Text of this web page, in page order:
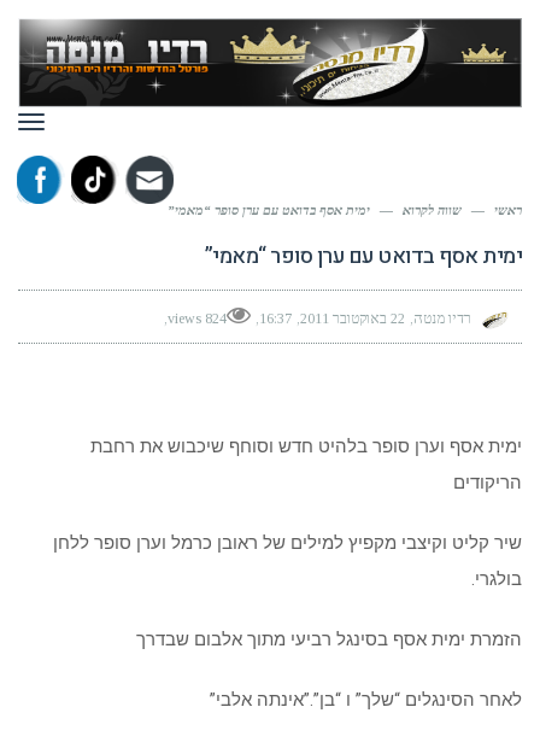
ראשי — שווה לקרוא — ימית אסף בדואט עם ערן סופר “מאמי”
ימית אסף בדואט עם ערן סופר “מאמי”
רדיו מנטה 22 באוקטובר 2011 16:37
824 views
ימית אסף וערן סופר בלהיט חדש וסוחף שיכבוש את רחבת
הריקודים
שיר קליט וקיצבי מקפיץ למילים של ראובן כרמל וערן סופר ללחן
בולגרי.
הזמרת ימית אסף בסינגל רביעי מתוך אלבום שבדרך
לאחר הסינגלים “שלך” ו “בן”.”אינתה אלבי”